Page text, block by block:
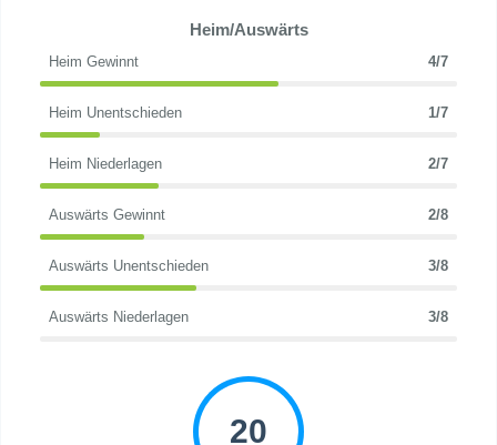
Heim/Auswärts
Heim Gewinnt 4/7
Heim Unentschieden 1/7
Heim Niederlagen 2/7
Auswärts Gewinnt 2/8
Auswärts Unentschieden 3/8
Auswärts Niederlagen 3/8
20